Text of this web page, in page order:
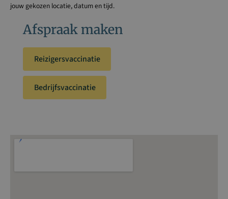
jouw gekozen locatie, datum en tijd.
Afspraak maken
Reizigersvaccinatie
Bedrijfsvaccinatie